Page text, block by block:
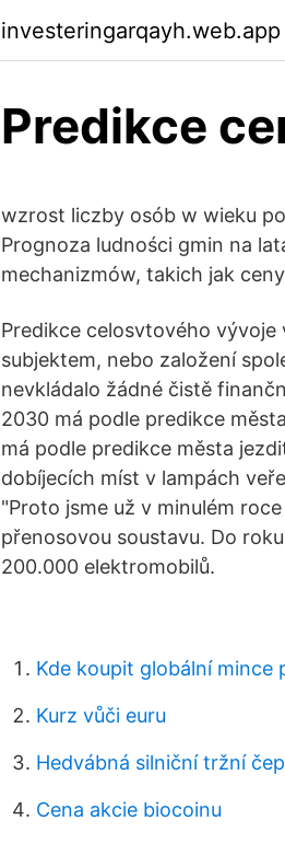
investeringarqayh.web.app
Predikce
wzrost liczby osób w wieku
Prognoza ludności gmin na
mechanizmów, takich jak
Predikce celosvtového
subjektem, nebo založení
nevkládalo žádné čistě
2030 má podle predikce
má podle predikce města
dobíjecích míst v lampách
"Proto jsme už v minulém
přenosovou soustavu. Do
200.000 elektromobilů.
Kde koupit globální mince
Kurz vůči euru
Hedvábná silniční tržní
Cena akcie biocoinu